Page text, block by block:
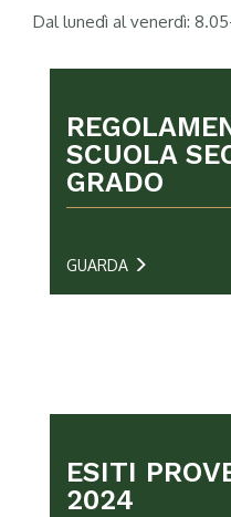
Dal lunedì al venerdì:
SCUOLA
GRADO
GUARDA
ESITI
2024